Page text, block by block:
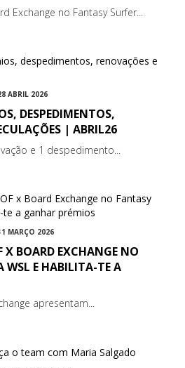
Exchange no Fantasy Surfer...
ABRIL 2026
DESPEDIMENTOS,
| ABRIL26
e 1 despedimento...
MARÇO 2026
BOARD EXCHANGE NO
WSL E HABILITA-TE A
apresentam...